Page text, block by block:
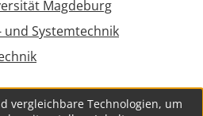
Magdeburg
Systemtechnik
vergleichbare Technologien, um